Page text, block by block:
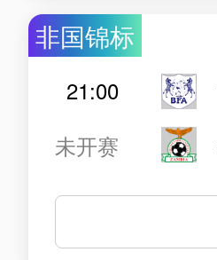
非国锦标
21:00
未开赛